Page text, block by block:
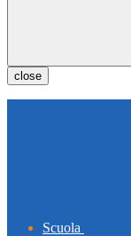
close
Scuola